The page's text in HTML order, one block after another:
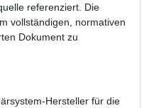
referenziert. Die
vollständigen, normativen
Dokument zu
Hersteller für die